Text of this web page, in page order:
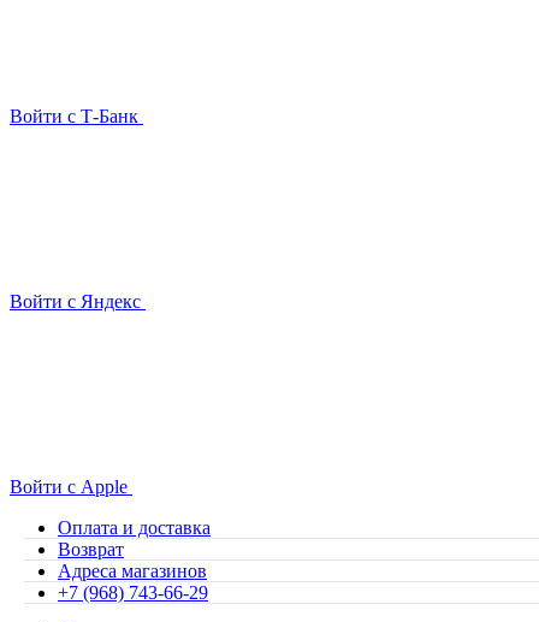
Войти с Т-Банк
Войти с Яндекс
Войти с Apple
Оплата и доставка
Возврат
Адреса магазинов
+7 (968) 743-66-29